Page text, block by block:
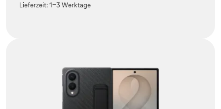
Lieferzeit:1-3 Werktage